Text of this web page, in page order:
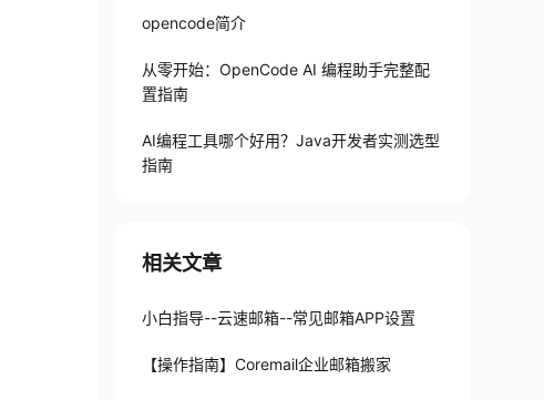
15、如何增加单个用户邮箱账号
16、如何个性化定制企业邮箱logo
18、系统界面定制
21、如何修改组织管理员密码?
22、管理员协助修改邮箱密码
opencode简介
从零开始：OpenCode AI 编程助手完整配
置指南
AI编程工具哪个好用？Java开发者实测选型
指南
相关文章
小白指导--云速邮箱--常见邮箱APP设置
【操作指南】Coremail企业邮箱搬家